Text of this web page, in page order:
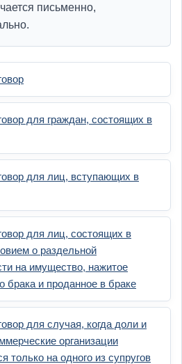
письменно,
для граждан, состоящих в
для лиц, вступающих в
для лиц, состоящих в
о раздельной
на имущество, нажитое
брака и проданное в браке
для случая, когда доли и
организации
только на одного из супругов